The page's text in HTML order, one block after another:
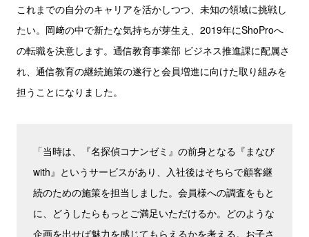
これまでの自分のキャリアを活かしつつ、未知の領域に挑戦し
たい。岡﨑の中で新たな気持ちが芽生え、2019年にShoProへ
の転職を決意します。通信教育事業部 ビジネス推進課に配属さ
れ、通信教育の継続施策の遂行と会員増進に向けた取り組みを
担うことになりました。
「当時は、『名探偵コナンゼミ』の前身となる『まなび
with』というサービスがあり、入社後はそちらで顧客継
続のための施策を担当しました。会員様への調査をもと
に、どうしたらもっとご満足いただけるか。どのような
企画を出せば魅力を感じてもらえるかを考える。お子さ